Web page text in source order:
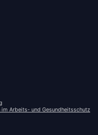
Arbeits- und Gesundheitsschutz